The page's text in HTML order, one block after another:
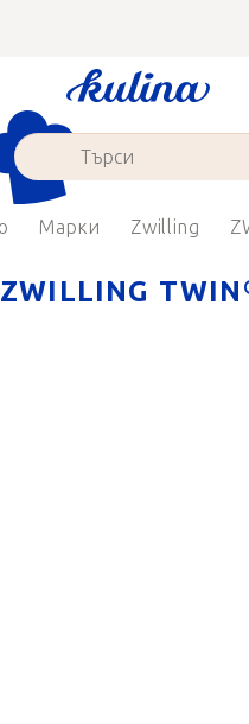
съдържанието
Марки Zwilling
ZWILLING